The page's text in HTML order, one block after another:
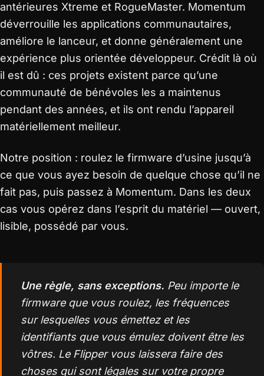
antérieures Xtreme et RogueMaster. Momentum
déverrouille les applications communautaires,
améliore le lanceur, et donne généralement une
expérience plus orientée développeur. Crédit là où
il est dû : ces projets existent parce qu’une
communauté de bénévoles les a maintenus
pendant des années, et ils ont rendu l’appareil
matériellement meilleur.
Notre position : roulez le firmware d’usine jusqu’à
ce que vous ayez besoin de quelque chose qu’il ne
fait pas, puis passez à Momentum. Dans les deux
cas vous opérez dans l’esprit du matériel — ouvert,
lisible, possédé par vous.
Une règle, sans exceptions. Peu importe le
firmware que vous roulez, les fréquences
sur lesquelles vous émettez et les
identifiants que vous émulez doivent être les
vôtres. Le Flipper vous laissera faire des
choses qui sont légales sur votre propre